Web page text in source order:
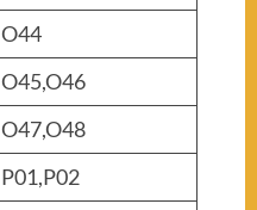
O44
O45,O46
O47,O48
P01,P02